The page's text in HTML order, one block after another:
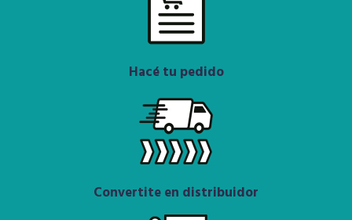
Hacé tu pedido
Convertite en distribuidor